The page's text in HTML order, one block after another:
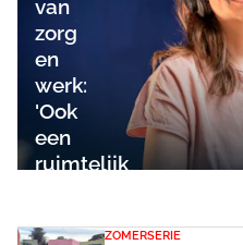
van
zorg
en
werk:
'Ook
een
ruimtelijk
ZOMERSERIE